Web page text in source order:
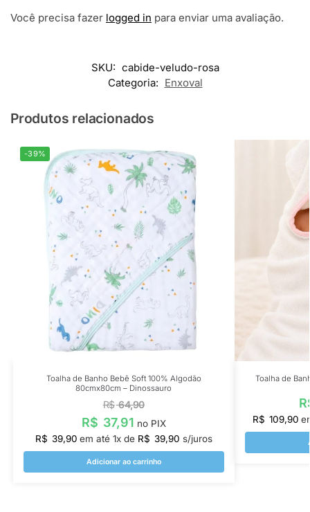
Você precisa fazer logged in para enviar uma avaliação.
SKU: cabide-veludo-rosa
Categoria: Enxoval
Produtos relacionados
-39%
Toalha de Banho Bebê Soft 100% Algodão
80cmx80cm – Dinossauro
R$64,90
R$ 37,91 no PIX
R$ 39,90 em até 1x de R$ 39,90 s/juros
Adicionar ao carrinho
Toalha de
R$ 109,90